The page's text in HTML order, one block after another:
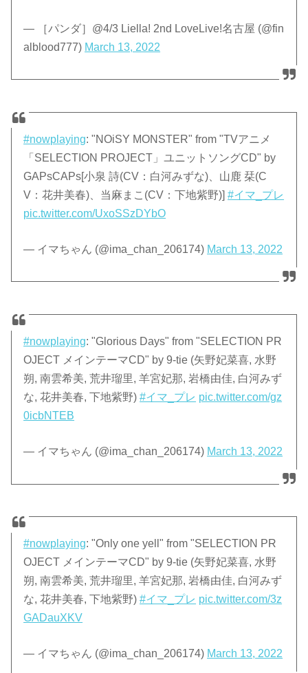
— ［パンダ］@4/3 Liella! 2nd LoveLive!名古屋 (@fin
alblood777) March 13, 2022
#nowplaying: "NOiSY MONSTER" from "TVアニメ
「SELECTION PROJECT」ユニットソングCD" by
GAPsCAPs[小泉 詩(CV：白河みずな)、山鹿 栞(C
V：花井美春)、当麻まこ(CV：下地紫野)]#イマ_プレ
pic.twitter.com/UxoSSzDYbO
— イマちゃん (@ima_chan_206174) March 13, 2022
#nowplaying: "Glorious Days" from "SELECTION PR
OJECT メインテーマCD" by 9-tie (矢野妃菜喜, 水野
朔, 南雲希美, 荒井瑠里, 羊宮妃那, 岩橋由佳, 白河みず
な, 花井美春, 下地紫野)#イマ_プレ pic.twitter.com/gz
0icbNTEB
— イマちゃん (@ima_chan_206174) March 13, 2022
#nowplaying: "Only one yell" from "SELECTION PR
OJECT メインテーマCD" by 9-tie (矢野妃菜喜, 水野
朔, 南雲希美, 荒井瑠里, 羊宮妃那, 岩橋由佳, 白河みず
な, 花井美春, 下地紫野)#イマ_プレ pic.twitter.com/3z
GADauXKV
— イマちゃん (@ima_chan_206174) March 13, 2022